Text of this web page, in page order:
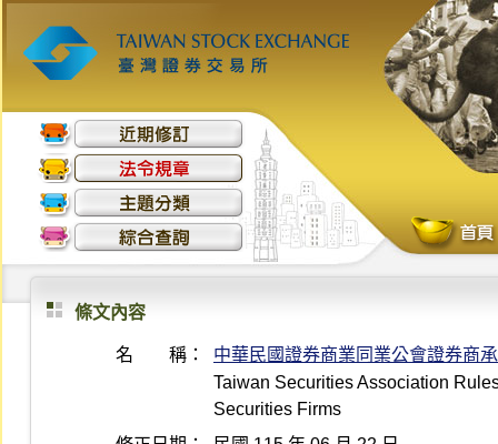
條文內容
名 稱：
中華民國證券商業同業公會證券商
Taiwan Securities Association
Securities Firms